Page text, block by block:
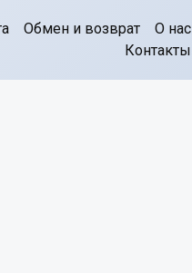
Обмен и возврат
О нас
Контакты